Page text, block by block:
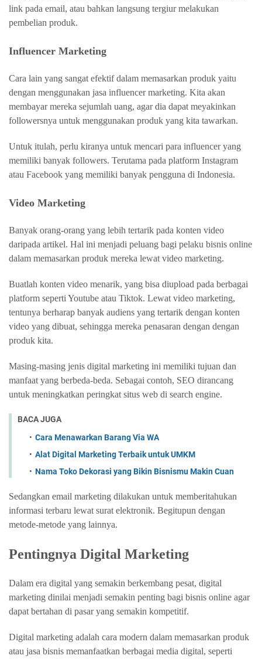
link pada email, atau bahkan langsung tergiur melakukan
pembelian produk.
Influencer Marketing
Cara lain yang sangat efektif dalam memasarkan produk yaitu
dengan menggunakan jasa influencer marketing. Kita akan
membayar mereka sejumlah uang, agar dia dapat meyakinkan
followersnya untuk menggunakan produk yang kita tawarkan.
Untuk itulah, perlu kiranya untuk mencari para influencer yang
memiliki banyak followers. Terutama pada platform Instagram
atau Facebook yang memiliki banyak pengguna di Indonesia.
Video Marketing
Banyak orang-orang yang lebih tertarik pada konten video
daripada artikel. Hal ini menjadi peluang bagi pelaku bisnis online
dalam memasarkan produk mereka lewat video marketing.
Buatlah konten video menarik, yang bisa diupload pada berbagai
platform seperti Youtube atau Tiktok. Lewat video marketing,
tentunya berharap banyak audiens yang tertarik dengan konten
video yang dibuat, sehingga mereka penasaran dengan dengan
produk kita.
Masing-masing jenis digital marketing ini memiliki tujuan dan
manfaat yang berbeda-beda. Sebagai contoh, SEO dirancang
untuk meningkatkan peringkat situs web di search engine.
BACA JUGA
Cara Menawarkan Barang Via WA
Alat Digital Marketing Terbaik untuk UMKM
Nama Toko Dekorasi yang Bikin Bisnismu Makin Cuan
Sedangkan email marketing dilakukan untuk memberitahukan
informasi terbaru lewat surat elektronik. Begitupun dengan
metode-metode yang lainnya.
Pentingnya Digital Marketing
Dalam era digital yang semakin berkembang pesat, digital
marketing dinilai menjadi semakin penting bagi bisnis online agar
dapat bertahan di pasar yang semakin kompetitif.
Digital marketing adalah cara modern dalam memasarkan produk
atau jasa bisnis memanfaatkan berbagai media digital, seperti